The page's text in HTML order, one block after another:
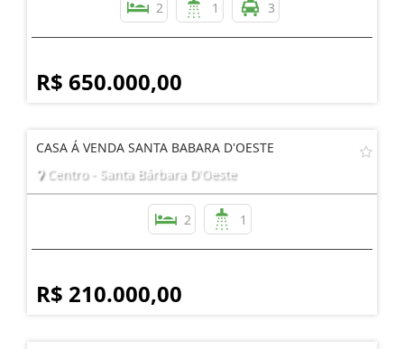
2 1 3
R$ 650.000,00
CASA Á VENDA SANTA BABARA D'OESTE
Centro - Santa Bárbara D'Oeste
2 1
R$ 210.000,00